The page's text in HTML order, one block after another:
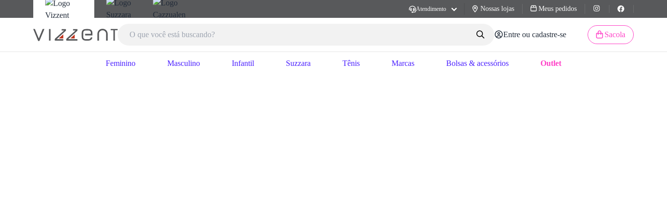
Atendimento Nossas lojas Meus pedidos
Entre ou cadastre-se Sacola
Feminino Masculino Infantil Suzzara Tênis Marcas Bolsas & acessórios Outlet